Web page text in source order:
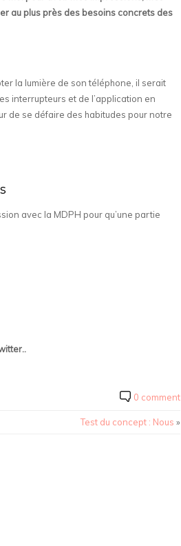
au plus près des besoins concrets des
la lumière de son téléphone, il serait
interrupteurs et de l’application en
de se défaire des habitudes pour notre
avec la MDPH pour qu’une partie
0 comment
Test du concept : Nous »